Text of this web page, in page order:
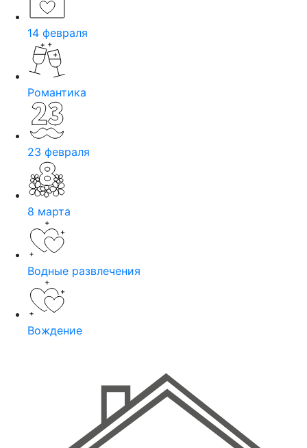
14 февраля
Романтика
23 февраля
8 марта
Водные развлечения
Вождение